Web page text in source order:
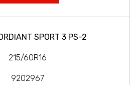
SPORT 3 PS-2
215/60R16
9202967